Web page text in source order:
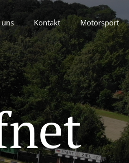
Kontakt Motorsport